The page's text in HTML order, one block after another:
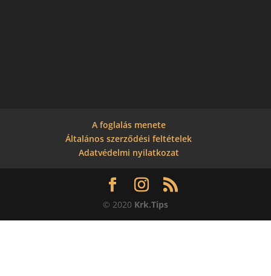
A foglalás menete
Általános szerződési feltételek
Adatvédelmi nyilatkozat
© 2020 Krk.Tips